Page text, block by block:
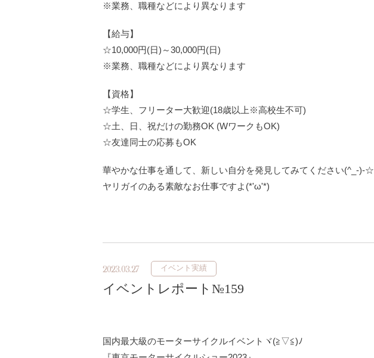
※業務、職種などにより異なります
【給与】
☆10,000円(日)～30,000円(日)
※業務、職種などにより異なります
【資格】
☆学生、フリーター大歓迎(18歳以上※高校生不可)
☆土、日、祝だけの勤務OK (WワークもOK)
☆友達同士の応募もOK
華やかな仕事を通して、新しい自分を発見してみてください(^_-)-☆
ヤリガイのある素敵なお仕事ですよ(*'ω'*)
2023.03.27 イベント実績
イベントレポート№159
国内最大級のモーターサイクルイベントヾ(≧▽≦)ﾉ